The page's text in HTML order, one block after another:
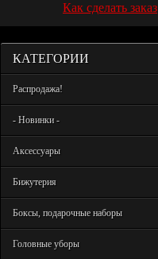
Как сделать заказ
КАТЕГОРИИ
Распродажа!
- Новинки -
Аксессуары
Бижутерия
Боксы, подарочные наборы
Головные уборы